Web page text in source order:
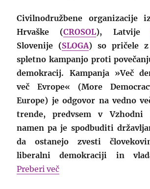
Civilnodružbene organizacije
Hrvaške (CROSOL), Latvije
Slovenije (SLOGA) so pričele z
spletno kampanjo proti
demokracij. Kampanja »Več
več Evrope« (More
Europe) je odgovor na vedno
trende, predvsem v Vzhodni
namen pa je spodbuditi
da ostanejo zvesti
liberalni demokraciji in
Preberi več“Več demokracije za